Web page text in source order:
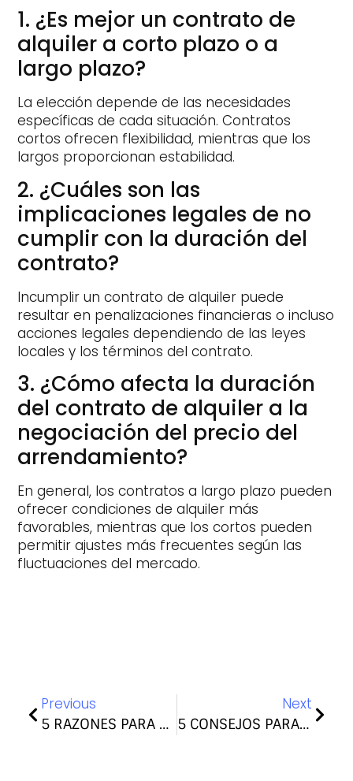
1. ¿Es mejor un contrato de
alquiler a corto plazo o a
largo plazo?
La elección depende de las necesidades
específicas de cada situación. Contratos
cortos ofrecen flexibilidad, mientras que los
largos proporcionan estabilidad.
2. ¿Cuáles son las
implicaciones legales de no
cumplir con la duración del
contrato?
Incumplir un contrato de alquiler puede
resultar en penalizaciones financieras o incluso
acciones legales dependiendo de las leyes
locales y los términos del contrato.
3. ¿Cómo afecta la duración
del contrato de alquiler a la
negociación del precio del
arrendamiento?
En general, los contratos a largo plazo pueden
ofrecer condiciones de alquiler más
favorables, mientras que los cortos pueden
permitir ajustes más frecuentes según las
fluctuaciones del mercado.
Previous
5 RAZONES PARA REALIZAR DESISTIMIENTO DE CONTRATOS DE ALQUILER
Next
5 CONSEJOS PARA UNA GESTIÓN DE ALQUILER SEGURO